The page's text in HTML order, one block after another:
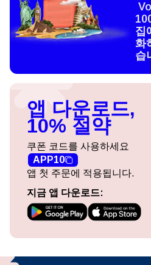
집
화
습
앱 다운로드,
10% 절약
쿠폰 코드를 사용하세요
APP10
앱 첫 주문에 적용됩니다.
지금 앱 다운로드: